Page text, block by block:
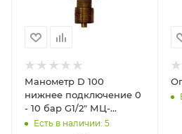
Манометр D 100
нижнее подключение 0
- 10 бар G1/2" МЦ-
БАГОРИЯ
Есть в наличии: 5